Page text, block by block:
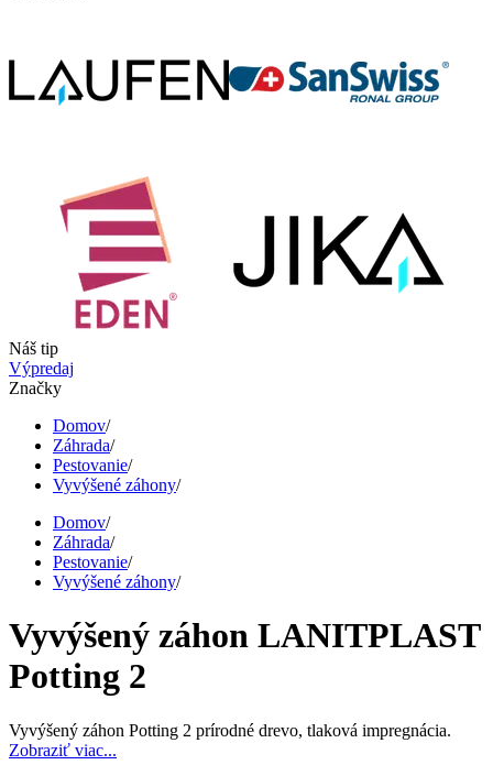
Náš tip
Výpredaj
Značky
Domov/
Záhrada/
Pestovanie/
Vyvýšené záhony/
Domov/
Záhrada/
Pestovanie/
Vyvýšené záhony/
Vyvýšený záhon LANITPLAST
Potting 2
Vyvýšený záhon Potting 2 prírodné drevo, tlaková impregnácia.
Zobraziť viac...